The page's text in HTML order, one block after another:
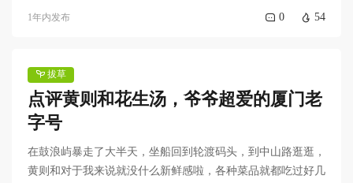
1年内发布 0 54
拔草
点评黄则和花生汤，爷爷超爱的厦门老
字号
在鼓浪屿暴走了大半天，坐船回到轮渡码头，到中山路逛逛，
黄则和对于我来说就没什么新鲜感啦，各种菜品就都吃过好几